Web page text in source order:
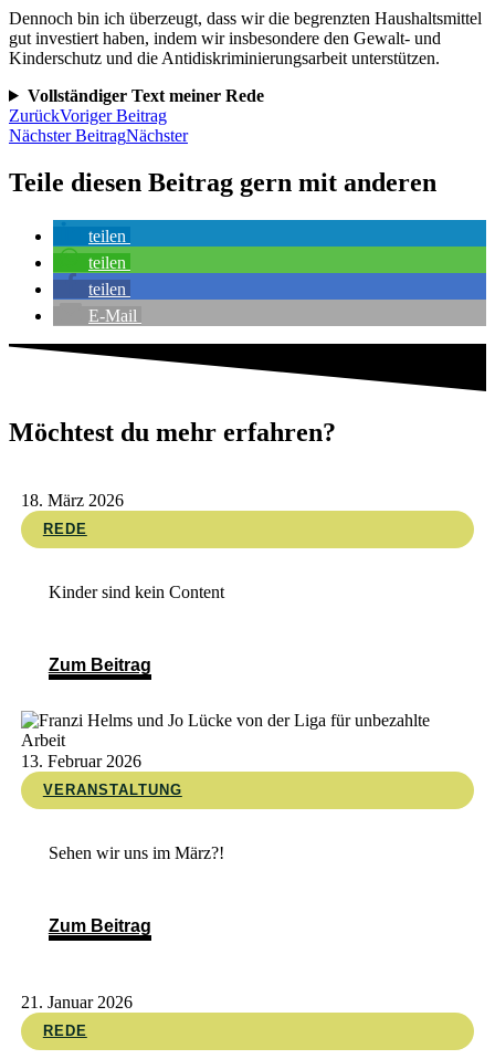
Dennoch bin ich überzeugt, dass wir die begrenzten Haushaltsmittel
gut investiert haben, indem wir insbesondere den Gewalt- und
Kinderschutz und die Antidiskriminierungsarbeit unterstützen.
Vollständiger Text meiner Rede
ZurückVoriger Beitrag
Nächster BeitragNächster
Teile diesen Beitrag gern mit anderen
teilen
teilen
teilen
E-Mail
Möchtest du mehr erfahren?
18. März 2026
REDE
Kinder sind kein Content
Zum Beitrag
13. Februar 2026
VERANSTALTUNG
Sehen wir uns im März?!
Zum Beitrag
21. Januar 2026
REDE